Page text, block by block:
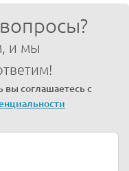
и мы
соглашаетесь с